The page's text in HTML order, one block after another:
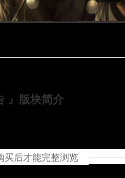
』版块简介
买后才能完整浏览